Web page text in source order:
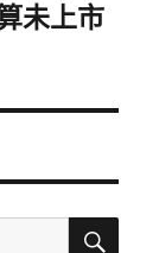
未上市
搜